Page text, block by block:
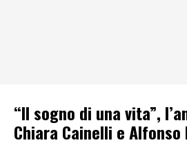
“Il sogno di una vita”,
Chiara Cainelli e Alfonso